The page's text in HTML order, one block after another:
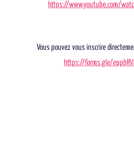
https://www.youtube.com/
Vous pouvez vous inscrire
https://forms.gle/